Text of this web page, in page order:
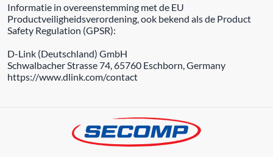
Informatie in overeenstemming met de EU
Productveiligheidsverordening, ook bekend als de Product
Safety Regulation (GPSR):
D-Link (Deutschland) GmbH
Schwalbacher Strasse 74, 65760 Eschborn, Germany
https://www.dlink.com/contact